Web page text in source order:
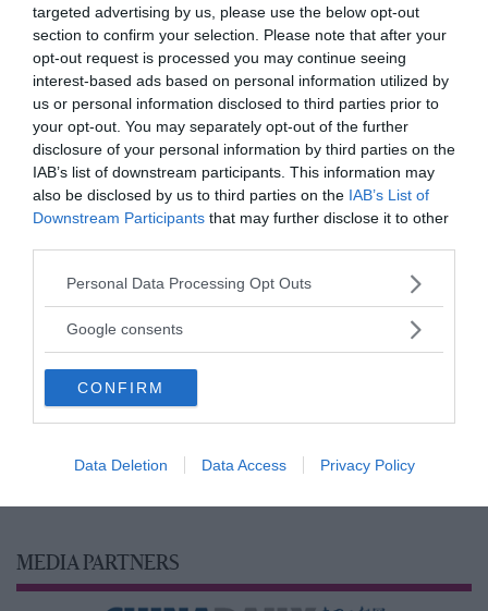
targeted advertising by us, please use the below opt-out
section to confirm your selection. Please note that after your
opt-out request is processed you may continue seeing
interest-based ads based on personal information utilized by
us or personal information disclosed to third parties prior to
your opt-out. You may separately opt-out of the further
disclosure of your personal information by third parties on the
IAB’s list of downstream participants. This information may
also be disclosed by us to third parties on the IAB’s List of
Downstream Participants that may further disclose it to other
Please note that this website/app uses one or more Google
not limited to your visit or usage behaviour. You may click to
use your data for below specified purposes in below Google
consent section.
Personal Data Processing Opt Outs
Google consents
CONFIRM
Data Deletion Data Access Privacy Policy
MEDIA PARTNERS